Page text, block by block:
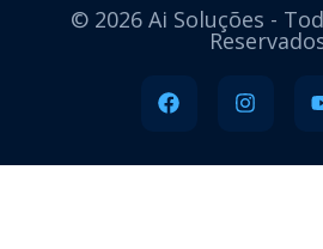
© 2026 Ai Soluções -